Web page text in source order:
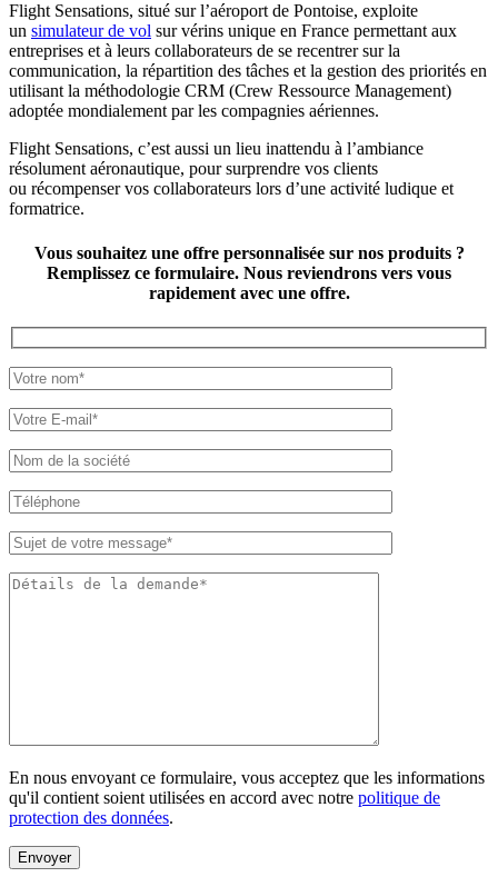
Flight Sensations, situé sur l’aéroport de Pontoise, exploite
un simulateur de vol sur vérins unique en France permettant aux
entreprises et à leurs collaborateurs de se recentrer sur la
communication, la répartition des tâches et la gestion des priorités en
utilisant la méthodologie CRM (Crew Ressource Management)
adoptée mondialement par les compagnies aériennes.
Flight Sensations, c’est aussi un lieu inattendu à l’ambiance
résolument aéronautique, pour surprendre vos clients
ou récompenser vos collaborateurs lors d’une activité ludique et
formatrice.
Vous souhaitez une offre personnalisée sur nos produits ?
Remplissez ce formulaire. Nous reviendrons vers vous
rapidement avec une offre.
Veuillez laisser ce champ vide.
En nous envoyant ce formulaire, vous acceptez que les informations
qu'il contient soient utilisées en accord avec notre politique de
protection des données.